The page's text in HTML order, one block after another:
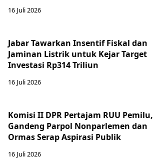
16 Juli 2026
Jabar Tawarkan Insentif Fiskal dan
Jaminan Listrik untuk Kejar Target
Investasi Rp314 Triliun
16 Juli 2026
Komisi II DPR Pertajam RUU Pemilu,
Gandeng Parpol Nonparlemen dan
Ormas Serap Aspirasi Publik
16 Juli 2026